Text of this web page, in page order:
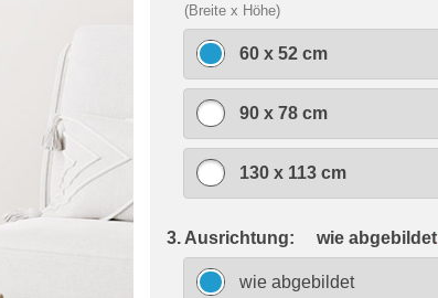
(Breite x Höhe)
60 x 52 cm
90 x 78 cm
130 x 113 cm
3. Ausrichtung: wie abgebildet
wie abgebildet